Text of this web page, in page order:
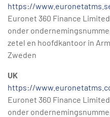
https://
Euronet 360 Finance
onder
zetel en hoofdkantoor in
Zweden
UK
https://
Euronet 360 Finance
onder